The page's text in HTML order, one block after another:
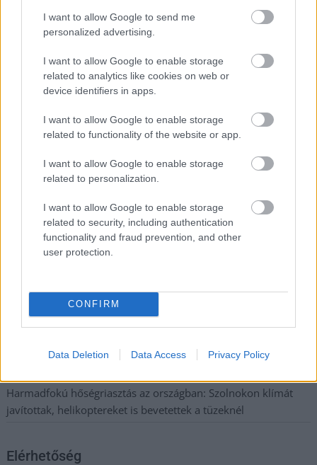
I want to allow Google to send me
personalized advertising.
I want to allow Google to enable storage
related to analytics like cookies on web or
device identifiers in apps.
I want to allow Google to enable storage
related to functionality of the website or app.
I want to allow Google to enable storage
related to personalization.
I want to allow Google to enable storage
related to security, including authentication
functionality and fraud prevention, and other
user protection.
CONFIRM
Data Deletion Data Access Privacy Policy
41 fok fölé forrósodott az ország, Szolnokon pedig egy másik
rekord is megdőlt
Egy telefonhívást akart, végül rendőrök vitték el a mezőtúri
A Tisza kormány minisztere újabb nagy változásokról döntött
a közoktatásban – például az iskolaigazgatók visszakapják
munkáltatói jogaikat
Sok volt az igazolatlan hiányzás, Pócs János fizetéslevonást
kapott, más fideszesek még kevesebbet vittek haza
A Szolnok megyei gazdák nagyon nem akarták a JÉGER
további üzemeltetését
Csendélet 5.0: alig balesetveszélyes lépcső és remek
állapotban levő buszmegálló mutatja, hogy Szolnok mennyire
Pénteken újra csökken a benzin és a gázolaj ára is
Napokon belül megválasztja az új köztársasági elnököt az
Harmadfokú hőségriasztás az országban: Szolnokon klímát
javítottak, helikoptereket is bevetettek a tüzeknél
Elérhetőség